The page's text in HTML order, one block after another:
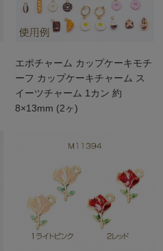
エポチャーム カップケーキモチ
ーフ カップケーキチャーム ス
イーツチャーム 1カン 約
8×13mm (2ヶ)